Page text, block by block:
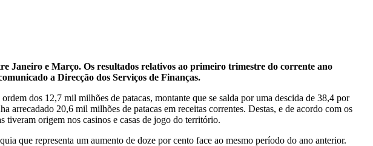
Janeiro e Março. Os resultados relativos ao primeiro trimestre do corrente ano
a Direcção dos Serviços de Finanças.
dos 12,7 mil milhões de patacas, montante que se salda por uma descida de 38,4 por
20,6 mil milhões de patacas em receitas correntes. Destas, e de acordo com os
tiveram origem nos casinos e casas de jogo do território.
que representa um aumento de doze por cento face ao mesmo período do ano anterior.